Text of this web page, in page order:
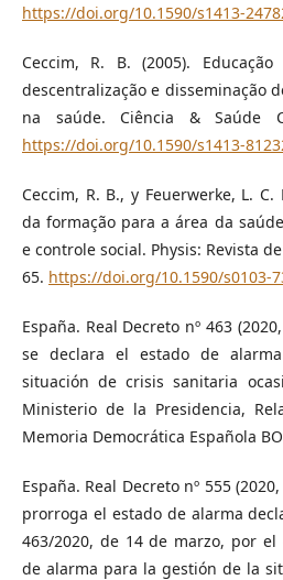
https://doi.org/10.1590/s1413-
Ceccim, R. B. (2005).
descentralização e disseminação
na saúde. Ciência & Saúde
https://doi.org/10.1590/s1413-
Ceccim, R. B., y Feuerwerke, L.
da formação para a área da
e controle social. Physis: Revista
65. https://doi.org/10.1590/s0103-
España. Real Decreto nº 463
se declara el estado de
situación de crisis sanitaria
Ministerio de la Presidencia,
Memoria Democrática Española
España. Real Decreto nº 555
prorroga el estado de alarma
463/2020, de 14 de marzo, por
de alarma para la gestión de la